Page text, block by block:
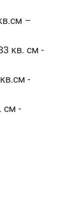
–
кв. см -
-
см -